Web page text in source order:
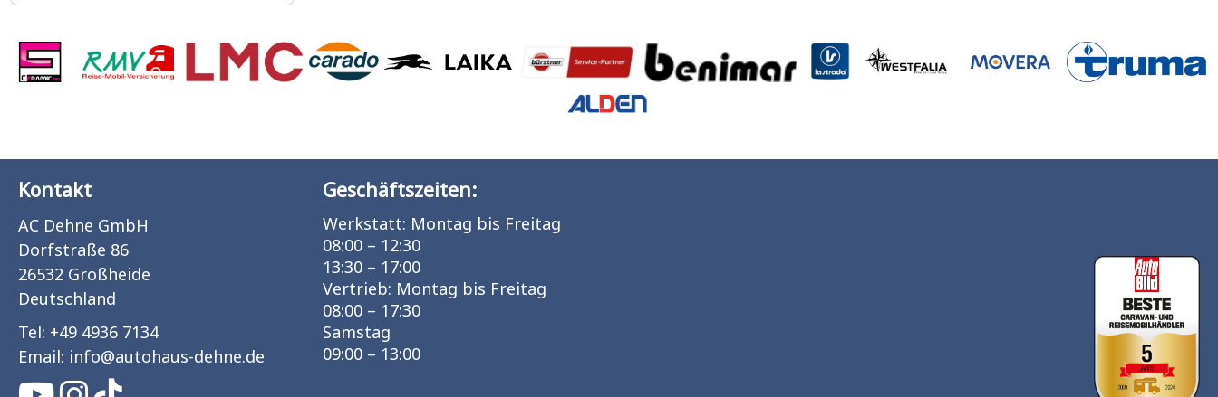
Kontakt
AC Dehne GmbH
Dorfstraße 86
26532 Großheide
Deutschland
Tel: +49 4936 7134
Email: info@autohaus-dehne.de
Geschäftszeiten:
Werkstatt: Montag bis Freitag
08:00 – 12:30
13:30 – 17:00
Vertrieb: Montag bis Freitag
08:00 – 17:30
Samstag
09:00 – 13:00